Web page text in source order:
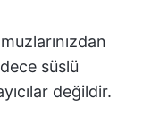
süslü
değildir.